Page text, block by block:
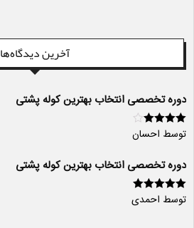
آخرین دیدگاه‌ها
دوره تخصصی انتخاب بهترین کوله پشتی
امتیاز 4از
5
توسط احسان
دوره تخصصی انتخاب بهترین کوله پشتی
امتیاز 5از 5
توسط احمدی